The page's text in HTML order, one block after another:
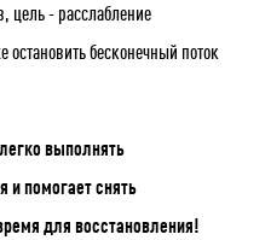
цель - расслабление
остановить бесконечный поток
выполнять
и помогает снять
для восстановления!